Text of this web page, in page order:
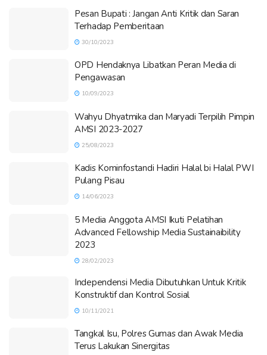
Pesan Bupati : Jangan Anti Kritik dan Saran
Terhadap Pemberitaan
30/10/2023
OPD Hendaknya Libatkan Peran Media di
Pengawasan
10/09/2023
Wahyu Dhyatmika dan Maryadi Terpilih Pimpin
AMSI 2023-2027
25/08/2023
Kadis Kominfostandi Hadiri Halal bi Halal PWI
Pulang Pisau
14/06/2023
5 Media Anggota AMSI Ikuti Pelatihan
Advanced Fellowship Media Sustainaibility
2023
28/02/2023
Independensi Media Dibutuhkan Untuk Kritik
Konstruktif dan Kontrol Sosial
10/11/2021
Tangkal Isu, Polres Gumas dan Awak Media
Terus Lakukan Sinergitas